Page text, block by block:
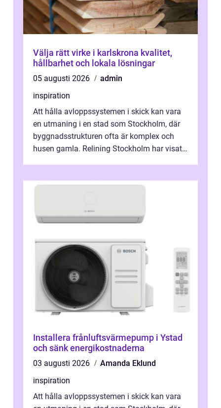
Välja rätt virke i karlskrona kvalitet,
hållbarhet och lokala lösningar
05 augusti 2026
admin
inspiration
Att hålla avloppssystemen i skick kan vara
en utmaning i en stad som Stockholm, där
byggnadsstrukturen ofta är komplex och
husen gamla. Relining Stockholm har visat
Installera frånluftsvärmepump i Ystad
och sänk energikostnaderna
03 augusti 2026
Amanda Eklund
inspiration
Att hålla avloppssystemen i skick kan vara